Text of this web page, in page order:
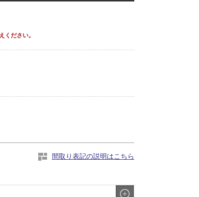
ださい。
間取り表記の説明はこちら